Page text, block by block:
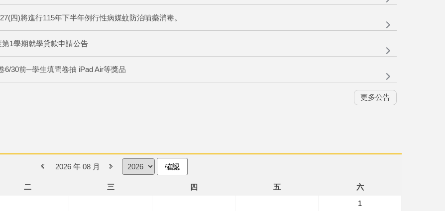
四)將進行115年下半年例行性病媒蚊防治噴藥消毒。
第1學期就學貸款申請公告
6/30前─學生填問卷抽 iPad Air等獎品
更多公告
2026 年 08 月 確認
二 三 四 五
六
1